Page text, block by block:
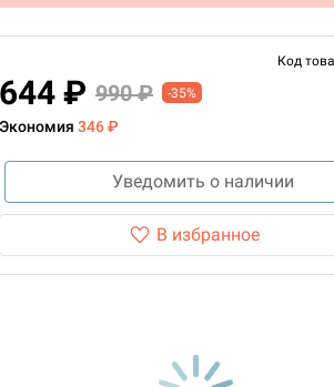
Код
644 ₽ 990 ₽ -35%
Экономия 346 ₽
Уведомить о наличии
В избранное